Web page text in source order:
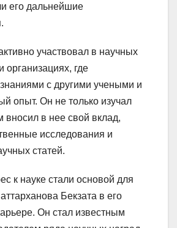
его дальнейшие
участвовал в научных
организациях, где
с другими учеными и
опыт. Он не только изучал
вносил в нее свой вклад,
исследования и
статей.
к науке стали основой для
Бекзата в его
Он стал известным